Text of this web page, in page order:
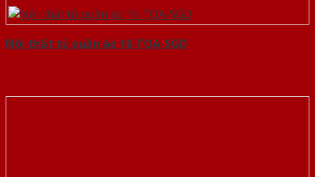
Nội thất tủ quần áo 16-TQA-SGD